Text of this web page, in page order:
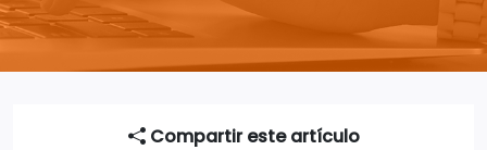
Compartir este artículo